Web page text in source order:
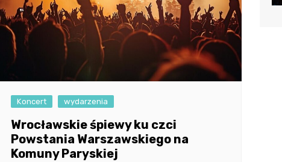
Koncert wydarzenia
Wrocławskie śpiewy ku czci
Powstania Warszawskiego na
Komuny Paryskiej